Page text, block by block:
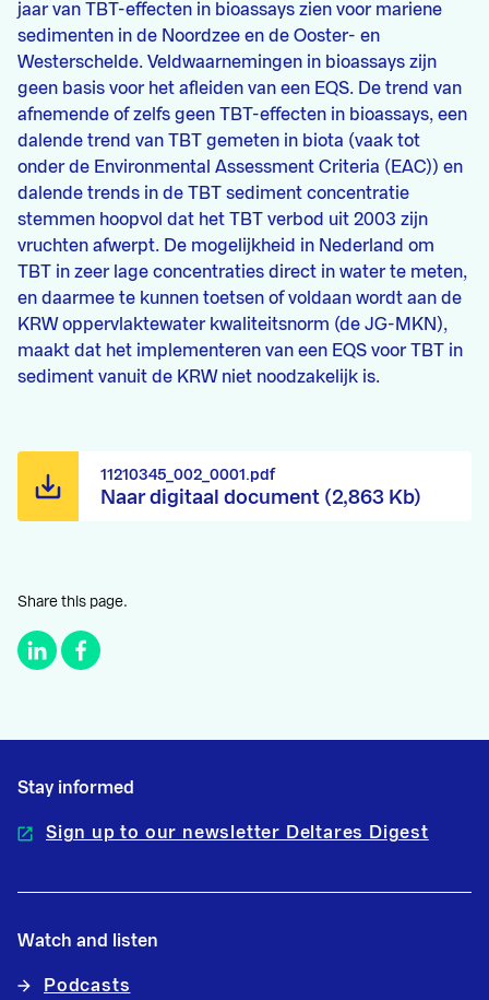
jaar van TBT-effecten in bioassays zien voor mariene
sedimenten in de Noordzee en de Ooster- en
Westerschelde. Veldwaarnemingen in bioassays zijn
geen basis voor het afleiden van een EQS. De trend van
afnemende of zelfs geen TBT-effecten in bioassays, een
dalende trend van TBT gemeten in biota (vaak tot
onder de Environmental Assessment Criteria (EAC)) en
dalende trends in de TBT sediment concentratie
stemmen hoopvol dat het TBT verbod uit 2003 zijn
vruchten afwerpt. De mogelijkheid in Nederland om
TBT in zeer lage concentraties direct in water te meten,
en daarmee te kunnen toetsen of voldaan wordt aan de
KRW oppervlaktewater kwaliteitsnorm (de JG-MKN),
maakt dat het implementeren van een EQS voor TBT in
sediment vanuit de KRW niet noodzakelijk is.
Naar digitaal document (2,863 Kb)
11210345_002_0001.pdf
Share this page.
Stay informed
Sign up to our newsletter Deltares Digest
Watch and listen
Podcasts